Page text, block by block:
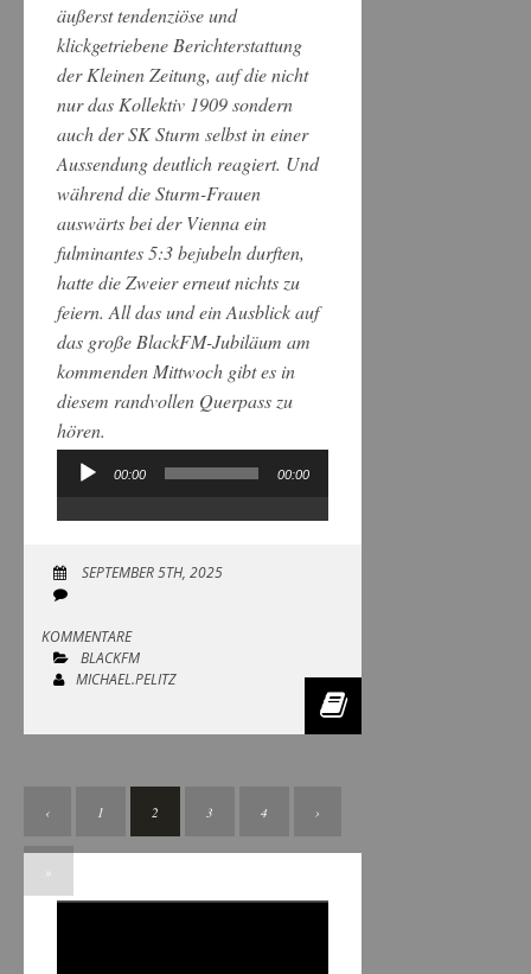
äußerst tendenziöse und
klickgetriebene Berichterstattung
der Kleinen Zeitung, auf die nicht
nur das Kollektiv 1909 sondern
auch der SK Sturm selbst in einer
Aussendung deutlich reagiert. Und
während die Sturm-Frauen
auswärts bei der Vienna ein
fulminantes 5:3 bejubeln durften,
hatte die Zweier erneut nichts zu
feiern. All das und ein Ausblick auf
das große BlackFM-Jubiläum am
kommenden Mittwoch gibt es in
diesem randvollen Querpass zu
hören.
Audio-
00:00 00:00
SEPTEMBER 5TH, 2025
KOMMENTARE
BLACKFM
MICHAEL.PELITZ
‹ 1 2 3 4 ›
»